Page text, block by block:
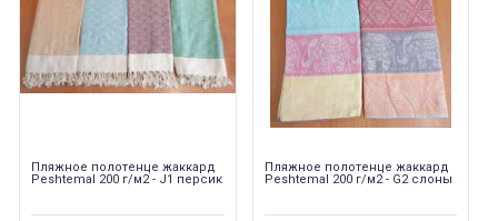
Пляжное полотенце жаккард
Peshtemal 200 г/м2 - J1 персик
Пляжное полотенце жаккард
Peshtemal 200 г/м2 - G2 слоны